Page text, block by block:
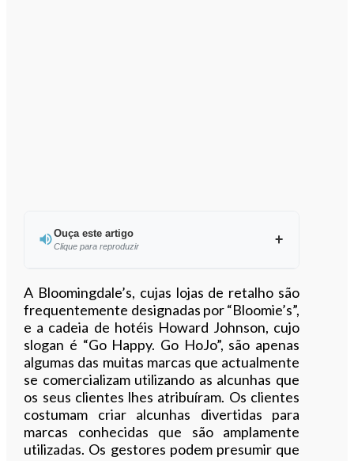
Ouça este artigo
Clique para reproduzir
Ouvir este artigo
A Bloomingdale’s, cujas lojas de retalho são
frequentemente designadas por “Bloomie’s”,
e a cadeia de hotéis Howard Johnson, cujo
slogan é “Go Happy. Go HoJo”, são apenas
algumas das muitas marcas que actualmente
se comercializam utilizando as alcunhas que
os seus clientes lhes atribuíram. Os clientes
costumam criar alcunhas divertidas para
marcas conhecidas que são amplamente
utilizadas. Os gestores podem presumir que